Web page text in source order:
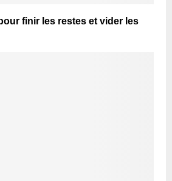
finir les restes et vider les